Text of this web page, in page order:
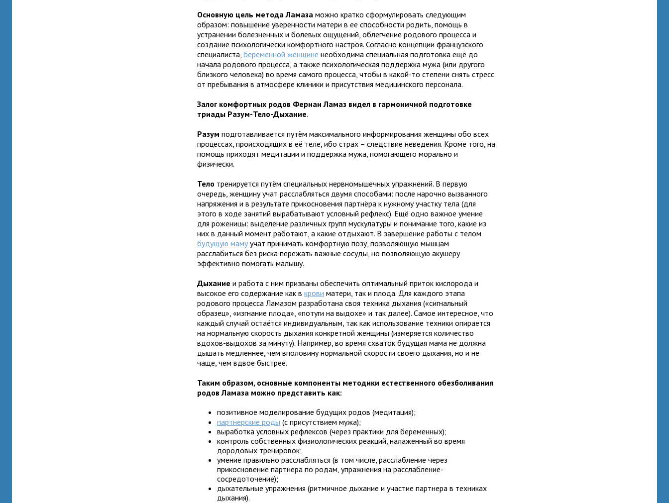
Основную цель метода Ламаза можно кратко сформулировать следующим
образом: повышение уверенности матери в ее способности родить, помощь в
устранении болезненных и болевых ощущений, облегчение родового процесса и
создание психологически комфортного настроя. Согласно концепции французского
специалиста,беременной женщине необходима специальная подготовка ещё до
начала родового процесса, а также психологическая поддержка мужа (или другого
близкого человека) во время самого процесса, чтобы в какой-то степени снять стресс
от пребывания в атмосфере клиники и присутствия медицинского персонала.
Залог комфортных родов Фернан Ламаз видел в гармоничной подготовке
триады Разум-Тело-Дыхание.
Разум подготавливается путём максимального информирования женщины обо всех
процессах, происходящих в её теле, ибо страх – следствие неведения. Кроме того, на
помощь приходят медитации и поддержка мужа, помогающего морально и
физически.
Тело тренируется путём специальных нервномышечных упражнений. В первую
очередь, женщину учат расслабляться двумя способами: после нарочно вызванного
напряжения и в результате прикосновения партнёра к нужному участку тела (для
этого в ходе занятий вырабатывают условный рефлекс). Ещё одно важное умение
для роженицы: выделение различных групп мускулатуры и понимание того, какие из
них в данный момент работают, а какие отдыхают. В завершение работы с телом
будущую маму учат принимать комфортную позу, позволяющую мышцам
расслабиться без риска пережать важные сосуды, но позволяющую акушеру
эффективно помогать малышу.
Дыхание и работа с ним призваны обеспечить оптимальный приток кислорода и
высокое его содержание как вкрови матери, так и плода. Для каждого этапа
родового процесса Ламазом разработана своя техника дыхания («сигнальный
образец», «изгнание плода», «потуги на выдохе» и так далее). Самое интересное, что
каждый случай остаётся индивидуальным, так как использование техники опирается
на нормальную скорость дыхания конкретной женщины (измеряется количество
вдохов-выдохов за минуту). Например, во время схваток будущая мама не должна
дышать медленнее, чем вполовину нормальной скорости своего дыхания, но и не
чаще, чем вдвое быстрее.
Таким образом, основные компоненты методики естественного обезболивания
родов Ламаза можно представить как:
позитивное моделирование будущих родов (медитация);
партнерские роды (с присутствием мужа);
выработка условных рефлексов (через практики для беременных);
контроль собственных физиологических реакций, налаженный во время
дородовых тренировок;
умение правильно расслабляться (в том числе, расслабление через
прикосновение партнера по родам, упражнения на расслабление-
сосредоточение);
дыхательные упражнения (ритмичное дыхание и участие партнера в техниках
дыхания).